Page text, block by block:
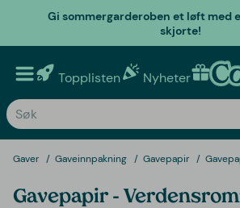
Gi sommergarderoben et løft med
skjorte!
Topplisten Nyheter
Gaver Gaveinnpakning Gavepapir
Gavepapir -